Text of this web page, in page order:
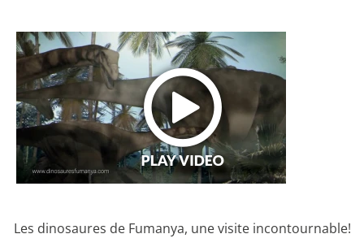
Les dinosaures de Fumanya, une visite incontournable!